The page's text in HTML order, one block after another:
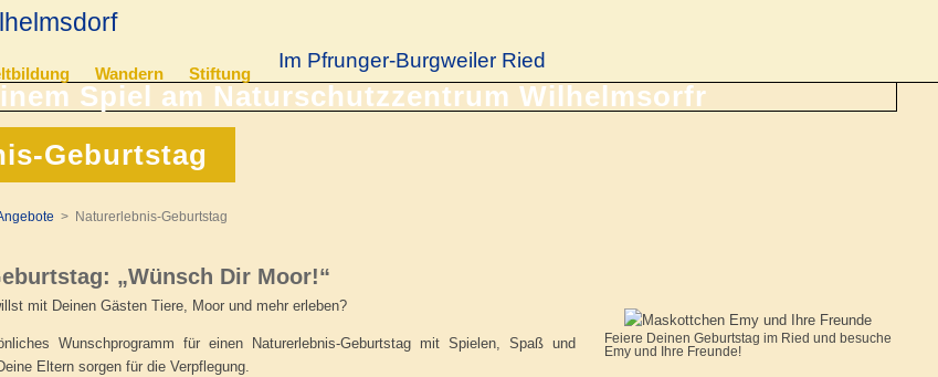
Im Pfrunger-Burgweiler Ried
Wandern Stiftung
Geburtstag
Naturerlebnis-Geburtstag
„Wünsch Dir Moor!“
Feiere Deinen Geburtstag im Ried und besuche
Emy und Ihre Freunde!
mit Deinen Gästen Tiere, Moor und mehr erleben?
Wunschprogramm für einen Naturerlebnis-Geburtstag mit Spielen, Spaß und
Eltern sorgen für die Verpflegung.